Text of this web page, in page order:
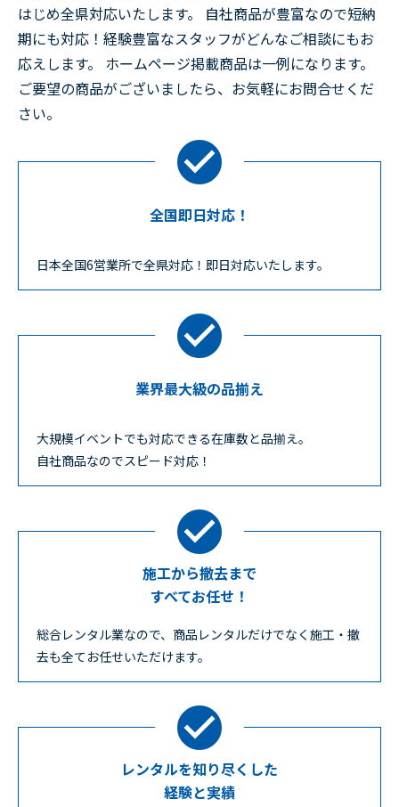
はじめ全県対応いたします。 自社商品が豊富なので短納
期にも対応！経験豊富なスタッフがどんなご相談にもお
応えします。 ホームページ掲載商品は一例になります。
ご要望の商品がございましたら、お気軽にお問合せくだ
さい。
全国即日対応！
日本全国6営業所で全県対応！即日対応いたします。
業界最大級の品揃え
大規模イベントでも対応できる在庫数と品揃え。
自社商品なのでスピード対応！
施工から撤去まで
すべてお任せ！
総合レンタル業なので、商品レンタルだけでなく施工・撤
去も全てお任せいただけます。
レンタルを知り尽くした
経験と実績